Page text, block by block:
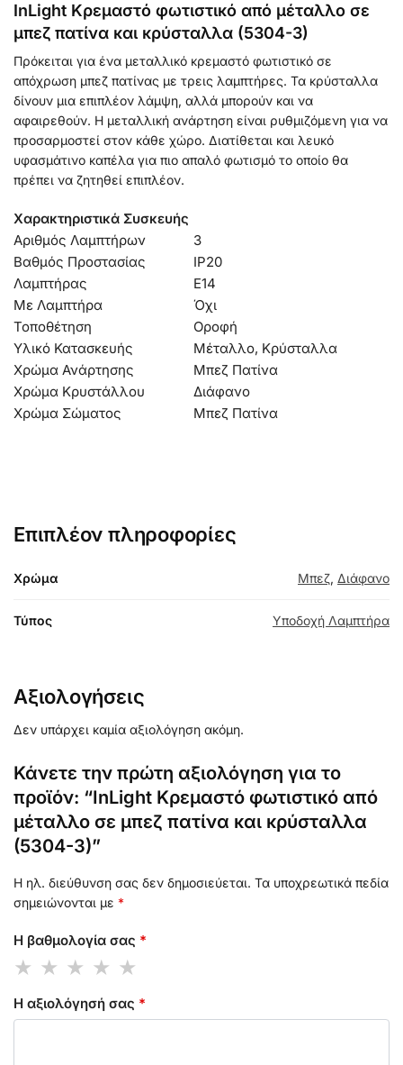
InLight Κρεμαστό φωτιστικό από μέταλλο σε
μπεζ πατίνα και κρύσταλλα (5304-3)
Πρόκειται για ένα μεταλλικό κρεμαστό φωτιστικό σε
απόχρωση μπεζ πατίνας με τρεις λαμπτήρες. Τα κρύσταλλα
δίνουν μια επιπλέον λάμψη, αλλά μπορούν και να
αφαιρεθούν. Η μεταλλική ανάρτηση είναι ρυθμιζόμενη για να
προσαρμοστεί στον κάθε χώρο. Διατίθεται και λευκό
υφασμάτινο καπέλα για πιο απαλό φωτισμό το οποίο θα
πρέπει να ζητηθεί επιπλέον.
Χαρακτηριστικά Συσκευής
Αριθμός Λαμπτήρων
3
Βαθμός Προστασίας
IP20
Λαμπτήρας
Ε14
Με Λαμπτήρα
Όχι
Τοποθέτηση
Οροφή
Υλικό Κατασκευής
Μέταλλο, Κρύσταλλα
Χρώμα Ανάρτησης
Μπεζ Πατίνα
Χρώμα Κρυστάλλου
Διάφανο
Χρώμα Σώματος
Μπεζ Πατίνα
Επιπλέον πληροφορίες
Χρώμα Μπεζ, Διάφανο
Τύπος Υποδοχή Λαμπτήρα
Αξιολογήσεις
Δεν υπάρχει καμία αξιολόγηση ακόμη.
Κάνετε την πρώτη αξιολόγηση για το
προϊόν: “InLight Κρεμαστό φωτιστικό από
μέταλλο σε μπεζ πατίνα και κρύσταλλα
(5304-3)”
Η ηλ. διεύθυνση σας δεν δημοσιεύεται. Τα υποχρεωτικά πεδία
σημειώνονται με *
Η βαθμολογία σας *
Η αξιολόγησή σας *